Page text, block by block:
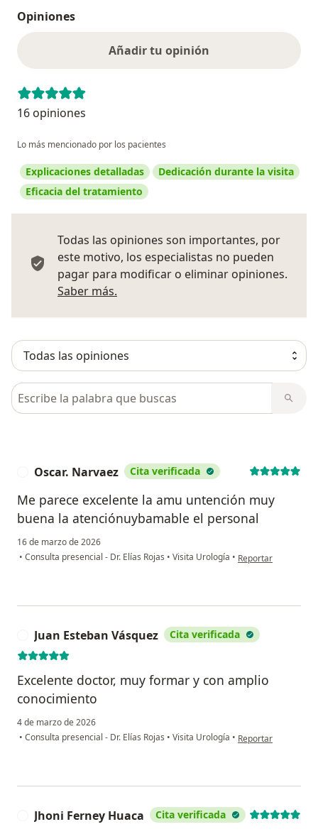
Opiniones
Añadir tu opinión
16 opiniones
Lo más mencionado por los pacientes
Explicaciones detalladas
Dedicación durante la visita
Eficacia del tratamiento
Todas las opiniones son importantes, por
este motivo, los especialistas no pueden
pagar para modificar o eliminar opiniones.
Saber más.
Busca en opiniones
Oscar. Narvaez Cita verificada
Me parece excelente la amu untención muy
buena la atenciónuybamable el personal
16 de marzo de 2026
• Consulta presencial - Dr. Elías Rojas • Visita Urología • en opinión del
Reportar
Juan Esteban Vásquez Cita verificada
Excelente doctor, muy formar y con amplio
conocimiento
4 de marzo de 2026
• Consulta presencial - Dr. Elías Rojas • Visita Urología • en opinión del
Reportar
Jhoni Ferney Huaca Cita verificada